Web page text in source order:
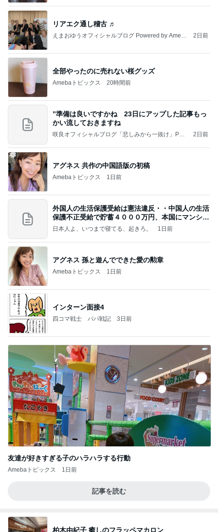
リアエク通し稽古 ♬
えまおゆうオフィシャルブログ Powered by Ameb
2日前
全部やったのに売れない桜グッズ
Amebaトピックス 20時間前
”準備は良いですかね 23日にアップした記事もっ
かい流しておきますね
咲良オフィシャルブログ「悲しみから一抜け」Pow
2日前
アグネス 共作の中国語版の初稿
Amebaトピックス 1日前
外国人の生活保護受給は憲法違反・・中国人の生活
保護不正受給で貯蓄４０００万円、本国にマンショ
ンを
日本人よ、いつまで寝てる、起きろ。 1日前
アグネス 孫と遊んでできた愛の勲章
Amebaトピックス 1日前
インターン面接4
四コマ戦士 パパ戦記 3日前
友達が好きすぎる子のハラハラする行動
Amebaトピックス 1日前
記事を読む
柏木由紀子 癒しのフラッペマカロン